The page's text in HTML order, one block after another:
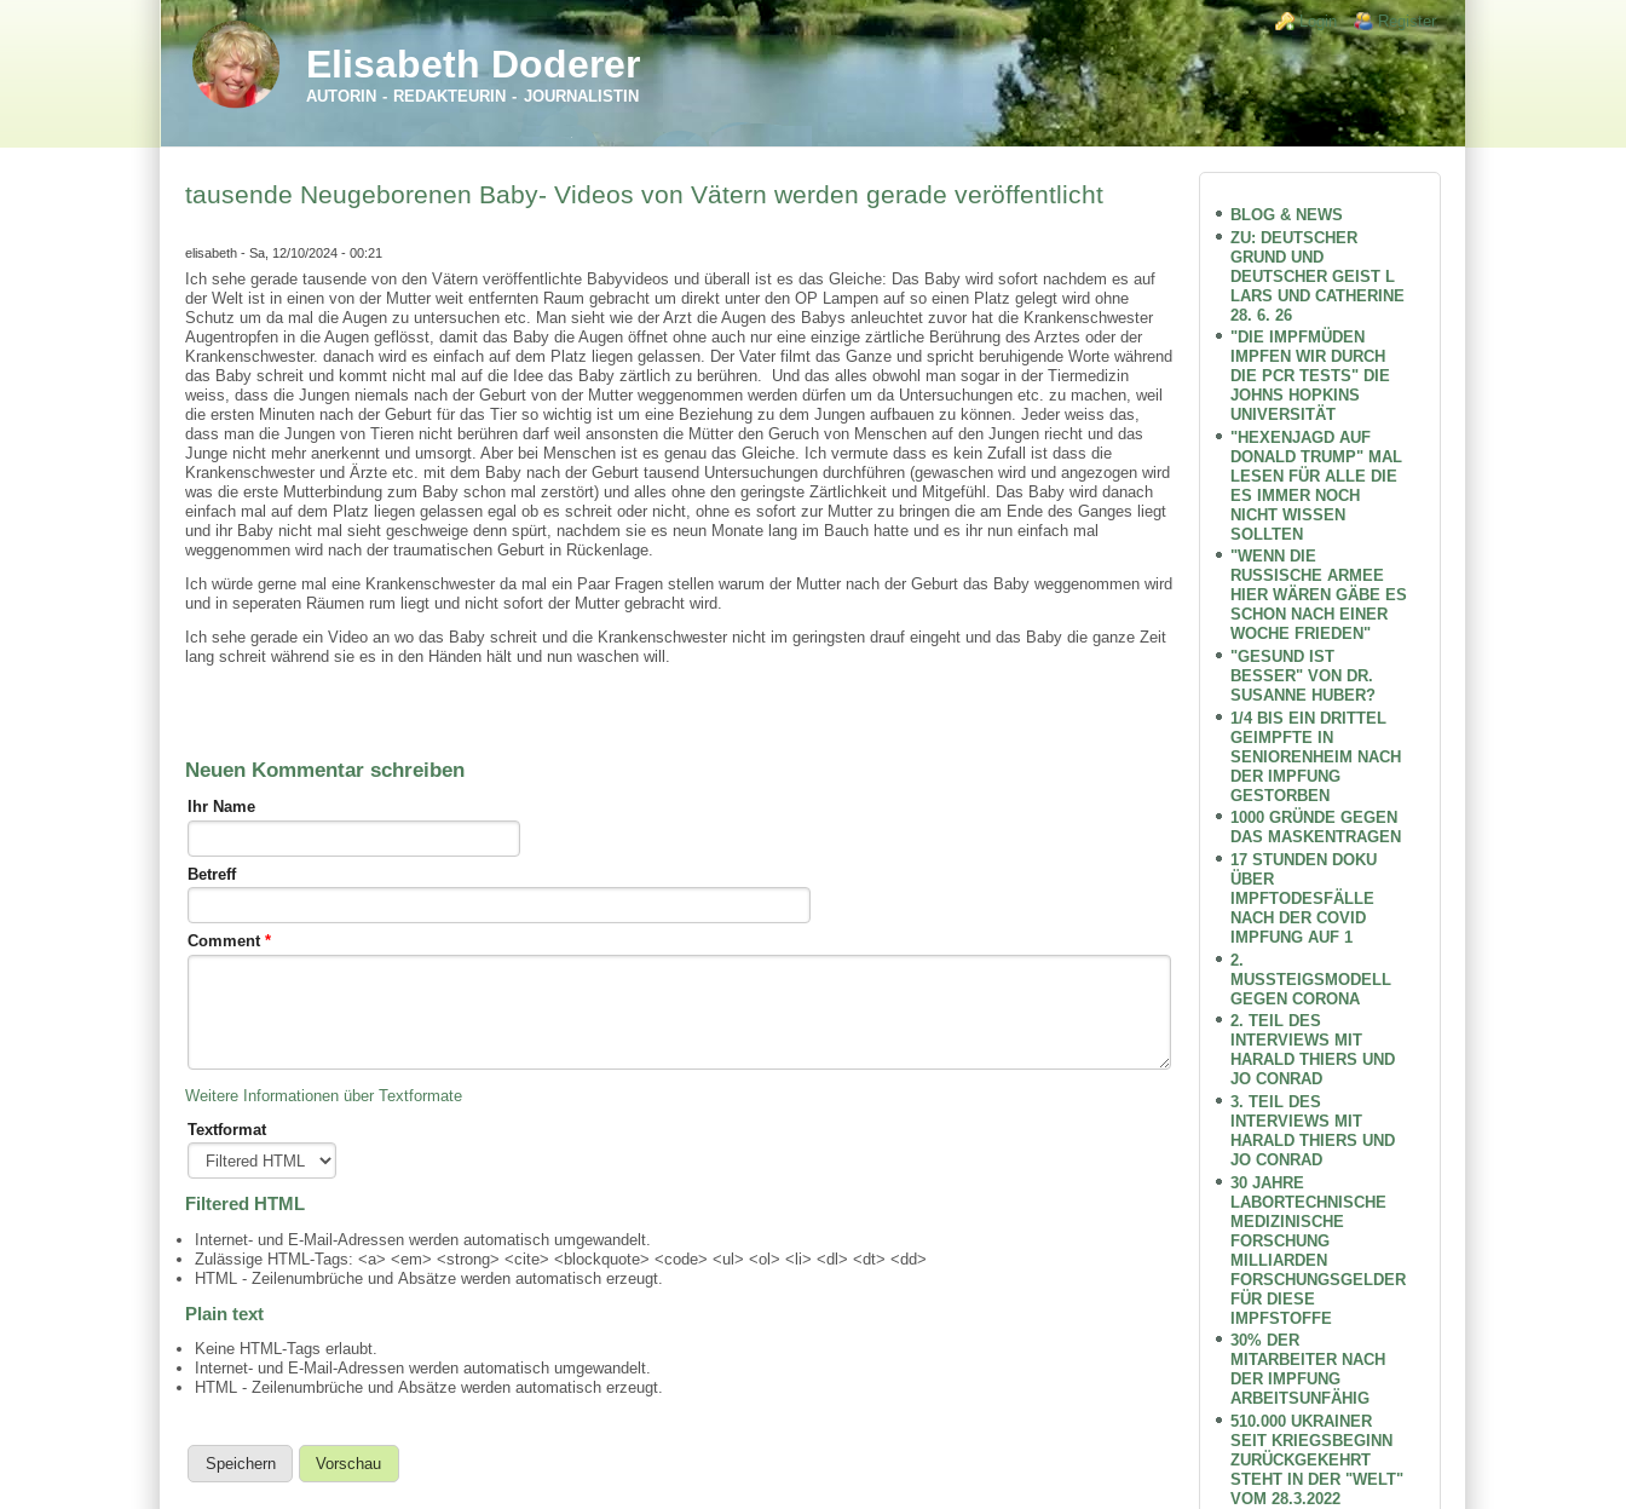
Login links
Login Register
Elisabeth Doderer
AUTORIN - REDAKTEURIN - JOURNALISTIN
tausende Neugeborenen Baby- Videos von Vätern werden gerade veröffentlicht
elisabeth- Sa, 12/10/2024 - 00:21
Ich sehe gerade tausende von den Vätern veröffentlichte Babyvideos und überall ist es das Gleiche: Das Baby wird sofort nachdem es auf
der Welt ist in einen von der Mutter weit entfernten Raum gebracht um direkt unter den OP Lampen auf so einen Platz gelegt wird ohne
Schutz um da mal die Augen zu untersuchen etc. Man sieht wie der Arzt die Augen des Babys anleuchtet zuvor hat die Krankenschwester
Augentropfen in die Augen geflösst, damit das Baby die Augen öffnet ohne auch nur eine einzige zärtliche Berührung des Arztes oder der
Krankenschwester. danach wird es einfach auf dem Platz liegen gelassen. Der Vater filmt das Ganze und spricht beruhigende Worte während
das Baby schreit und kommt nicht mal auf die Idee das Baby zärtlich zu berühren. Und das alles obwohl man sogar in der Tiermedizin
weiss, dass die Jungen niemals nach der Geburt von der Mutter weggenommen werden dürfen um da Untersuchungen etc. zu machen, weil
die ersten Minuten nach der Geburt für das Tier so wichtig ist um eine Beziehung zu dem Jungen aufbauen zu können. Jeder weiss das,
dass man die Jungen von Tieren nicht berühren darf weil ansonsten die Mütter den Geruch von Menschen auf den Jungen riecht und das
Junge nicht mehr anerkennt und umsorgt. Aber bei Menschen ist es genau das Gleiche. Ich vermute dass es kein Zufall ist dass die
Krankenschwester und Ärzte etc. mit dem Baby nach der Geburt tausend Untersuchungen durchführen (gewaschen wird und angezogen wird
was die erste Mutterbindung zum Baby schon mal zerstört) und alles ohne den geringste Zärtlichkeit und Mitgefühl. Das Baby wird danach
einfach mal auf dem Platz liegen gelassen egal ob es schreit oder nicht, ohne es sofort zur Mutter zu bringen die am Ende des Ganges liegt
und ihr Baby nicht mal sieht geschweige denn spürt, nachdem sie es neun Monate lang im Bauch hatte und es ihr nun einfach mal
weggenommen wird nach der traumatischen Geburt in Rückenlage.
Ich würde gerne mal eine Krankenschwester da mal ein Paar Fragen stellen warum der Mutter nach der Geburt das Baby weggenommen wird
und in seperaten Räumen rum liegt und nicht sofort der Mutter gebracht wird.
Ich sehe gerade ein Video an wo das Baby schreit und die Krankenschwester nicht im geringsten drauf eingeht und das Baby die ganze Zeit
lang schreit während sie es in den Händen hält und nun waschen will.
Neuen Kommentar schreiben
Ihr Name
Betreff
Comment*
Weitere Informationen über Textformate
Textformat
Filtered HTML
Internet- und E-Mail-Adressen werden automatisch umgewandelt.
Zulässige HTML-Tags: <a> <em> <strong> <cite> <blockquote> <code> <ul> <ol> <li> <dl> <dt> <dd>
HTML - Zeilenumbrüche und Absätze werden automatisch erzeugt.
Plain text
Keine HTML-Tags erlaubt.
Internet- und E-Mail-Adressen werden automatisch umgewandelt.
HTML - Zeilenumbrüche und Absätze werden automatisch erzeugt.
BLOG & NEWS
ZU: DEUTSCHER
GRUND UND
DEUTSCHER GEIST L
LARS UND CATHERINE
28. 6. 26
"DIE IMPFMÜDEN
IMPFEN WIR DURCH
DIE PCR TESTS" DIE
JOHNS HOPKINS
UNIVERSITÄT
"HEXENJAGD AUF
DONALD TRUMP" MAL
LESEN FÜR ALLE DIE
ES IMMER NOCH
NICHT WISSEN
SOLLTEN
"WENN DIE
RUSSISCHE ARMEE
HIER WÄREN GÄBE ES
SCHON NACH EINER
WOCHE FRIEDEN"
"GESUND IST
BESSER" VON DR.
SUSANNE HUBER?
1/4 BIS EIN DRITTEL
GEIMPFTE IN
SENIORENHEIM NACH
DER IMPFUNG
GESTORBEN
1000 GRÜNDE GEGEN
DAS MASKENTRAGEN
17 STUNDEN DOKU
ÜBER
IMPFTODESFÄLLE
NACH DER COVID
IMPFUNG AUF 1
2.
MUSSTEIGSMODELL
GEGEN CORONA
2. TEIL DES
INTERVIEWS MIT
HARALD THIERS UND
JO CONRAD
3. TEIL DES
INTERVIEWS MIT
HARALD THIERS UND
JO CONRAD
30 JAHRE
LABORTECHNISCHE
MEDIZINISCHE
FORSCHUNG
MILLIARDEN
FORSCHUNGSGELDER
FÜR DIESE
IMPFSTOFFE
30% DER
MITARBEITER NACH
DER IMPFUNG
ARBEITSUNFÄHIG
510.000 UKRAINER
SEIT KRIEGSBEGINN
ZURÜCKGEKEHRT
STEHT IN DER "WELT"
VOM 28.3.2022